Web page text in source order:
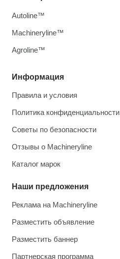
Информация
Правила и условия
Политика конфиденциальности
Советы по безопасности
Отзывы о Machineryline
Каталог марок
Наши предложения
Реклама на Machineryline
Разместить объявление
Разместить баннер
Партнерская программа
Autoline™
Machineryline™
Agroline™